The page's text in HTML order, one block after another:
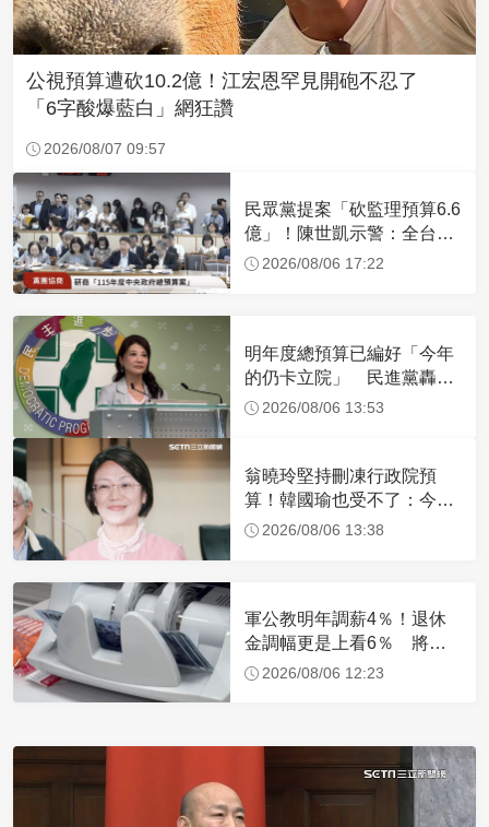
公視預算遭砍10.2億！江宏恩罕見開砲不忍了
「6字酸爆藍白」網狂讚
2026/08/07 09:57
民眾黨提案「砍監理預算6.6
億」！陳世凱示警：全台灣
37監理站可能關門
2026/08/06 17:22
明年度總預算已編好「今年
的仍卡立院」 民進黨轟：
創史上最荒謬紀錄
2026/08/06 13:53
翁曉玲堅持刪凍行政院預
算！韓國瑜也受不了：今年
剩4個月你思考一下
2026/08/06 13:38
軍公教明年調薪4％！退休
金調幅更是上看6％ 將編
入明年度總預算
2026/08/06 12:23